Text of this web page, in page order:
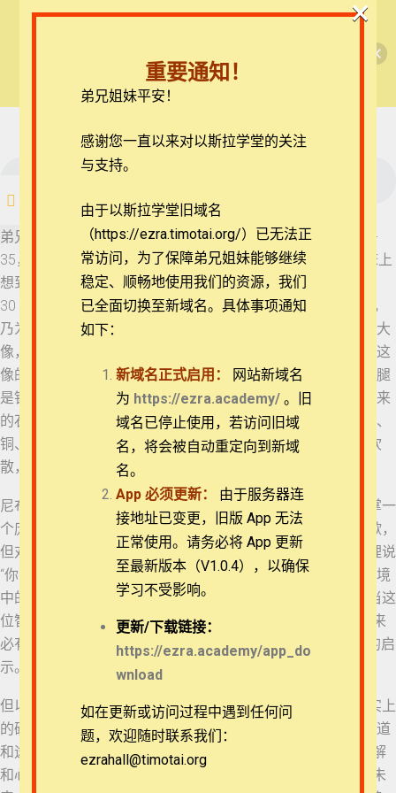
ezrahall@timotai.org
首页 每日读经/灵修 【西罗亚池灵修】但以理书
但以理书每日灵修
12 但以理书 2:28-35
13 但以理书 2:36-43
14 但以理书 2:44-49
15 但以理书 3:1-7
16 但以理书 3:8-12
17 但以理书 3:13-18
18 但以理书 3:19-23
19 但以理书 3:24-26
20 但以理书 3:27-30
21 但以理书 4:1-3
22 但以理书 4:4-7
弟兄姐妹平安。我们今天一起来思想的经文是但以理书2:28b-
35，你的梦和你在床上脑中的异象是这样： 29 王啊，你在床上
想到后来的事，那显明奥秘事的主把将来必有的事指示你。
30 至于那奥秘的事显明给我，并非因我的智慧胜过一切活人，
乃为使王知道梦的讲解和心里的思念。 31 王啊，你梦见一个大
像，这像甚高，极其光耀，站在你面前，形状甚是可怕。 32 这
像的头是精金的，胸膛和膀臂是银的，肚腹和腰是铜的， 33 腿
是铁的，脚是半铁半泥的。 34 你观看，见有一块非人手凿出来
的石头打在这像半铁半泥的脚上，把脚砸碎， 35 于是金、银、
铜、铁、泥都一同砸得粉碎，成如夏天禾场上的糠秕，被风吹
散，无处可寻。打碎这像的石头变成一座大山，充满天下。
尼布甲尼撒的梦首先是源于他卧床入睡前的忧虑。以强权执掌一
个庞大帝国的他，似乎仰卧在床榻之上，方得片刻宁静与安歇，
但对于帝国未来分崩离析的担忧却是涌上心头。因此，但以理说
“你在床上想到后来的事”是人的思虑。若非但以理的解梦，梦境
中的可怖之像不过是尼布甲尼撒王沉睡之后的梦魇。然而，当这
位智慧聪明曾让王刮目相看的少年说“那显明奥秘事的主把将来
必有的事指示你”，乃是从这位“被掳的犹大人”所信之神而来的启
示。
但以理的可贵之处在于他没有因此自命不凡。他的智慧在事实上
的确在当时“胜过一切活人”，但他降卑自己为神传递信息的管道
和途径，绝不窃取祂的荣耀。神使用但以理“使王知道梦的讲解
和心里的思念”，不单是因为他卓越的智慧。他晓得既然神将未
团体报名及课程定制咨询：ezrahall@timotai.org
退换政策
隐私策略
常见问题
APP下载
联系我们
关于我们
Copyright © 2022-2026 Timothy Training International,
重要通知！
弟兄姐妹平安！
感谢您一直以来对以斯拉学堂的关注
与支持。
由于以斯拉学堂旧域名
（https://ezra.timotai.org/）已无法正
常访问， 为了保障弟兄姐妹能够继续
稳定、顺畅地使用我们的资源，我们
已全面切换至新域名。具体事项通知
如下：
新域名正式启用：
网站新域名
为 https://ezra.academy/ 。旧
域名已停止使用，若访问旧域
名，将会被自动重定向到新域
名。
App必须更新：
由于服务器连
接地址已变更，旧版 App 无法
正常使用。请务必将 App 更新
至最新版本（V1.0.4），以确保
学习不受影响。
更新/下载链接：
https://ezra.academy/app_do
wnload
如在更新或访问过程中遇到任何问
题，欢迎随时联系我们：
ezrahall@timotai.org
×
查看课程